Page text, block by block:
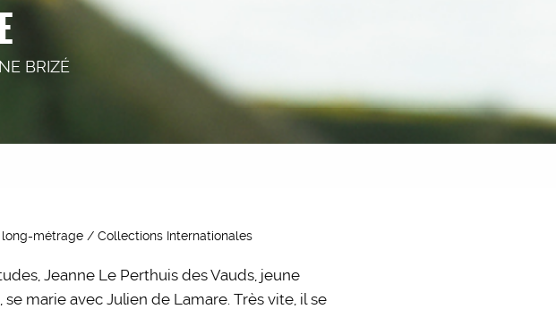
BRIZÉ
métrage / Collections Internationales
Jeanne Le Perthuis des Vauds, jeune
marie avec Julien de Lamare. Très vite, il se